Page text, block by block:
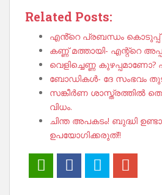
Related Posts:
എൻ്റെ പ്രബന്ധം കൊടുപ്പ്
കണ്ണ് മത്തായി- എന്റ്റെ
വെളിച്ചെണ്ണ
ബോഡികൾ- ദേ സംഭവം
സങ്കീർണ ശാസ്ത്രത്തിൽ
വിധം.
ചിന്ത അപകടം! ബുദ്ധി
ഉപയോഗിക്കരുത്!!